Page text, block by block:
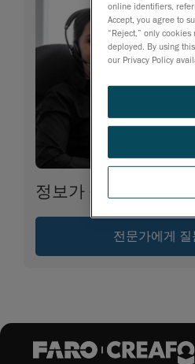
정보가 필요합니다
전문가에게 질
online identifiers,
Accept, you agree to
“Reject,” only
deployed. By using
our Privacy Policy